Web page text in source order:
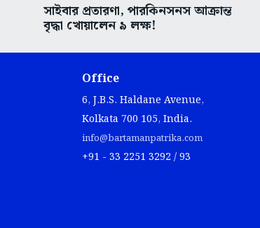
সাইবার প্রতারণা, পারকিনসনস আক্রান্ত
বৃদ্ধা খোয়ালেন ৯ লক্ষ!
Office
6, J.B.S. Haldane Avenue,
Kolkata 700 105, India.
info@bartamanpatrika.com
+91 - 33 2251 3292 / 93